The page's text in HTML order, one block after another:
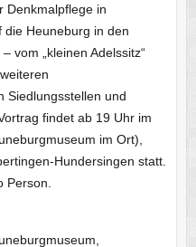
Denkmalpflege in
die Heuneburg in den
vom „kleinen Adelssitz“
Siedlungsstellen und
findet ab 19 Uhr im
im Ort),
Hundersingen statt.
Person.